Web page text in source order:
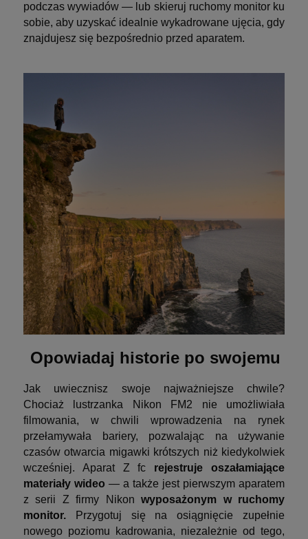
podczas wywiadów — lub skieruj ruchomy monitor ku
sobie, aby uzyskać idealnie wykadrowane ujęcia, gdy
znajdujesz się bezpośrednio przed aparatem.
Opowiadaj historie po swojemu
Jak uwiecznisz swoje najważniejsze chwile?
Chociaż lustrzanka Nikon FM2 nie umożliwiała
filmowania, w chwili wprowadzenia na rynek
przełamywała bariery, pozwalając na używanie
czasów otwarcia migawki krótszych niż kiedykolwiek
wcześniej. Aparat Z fc rejestruje oszałamiające
materiały wideo — a także jest pierwszym aparatem
z serii Z firmy Nikonwyposażonym w ruchomy
monitor. Przygotuj się na osiągnięcie zupełnie
nowego poziomu kadrowania, niezależnie od tego,